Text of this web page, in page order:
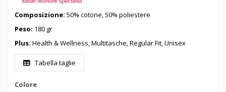
Composizione: 50% cotone, 50% poliestere
Peso: 180 gr
Plus: Health & Wellness, Multitasche, Regular Fit, Unisex
Tabella taglie
Colore